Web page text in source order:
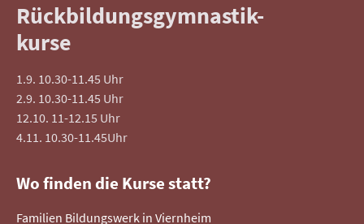
Rückbildungsgymnastik-
kurse
1.9. 10.30-11.45 Uhr
2.9. 10.30-11.45 Uhr
12.10. 11-12.15 Uhr
4.11. 10.30-11.45Uhr
Wo finden die Kurse statt?
Familien Bildungswerk in Viernheim